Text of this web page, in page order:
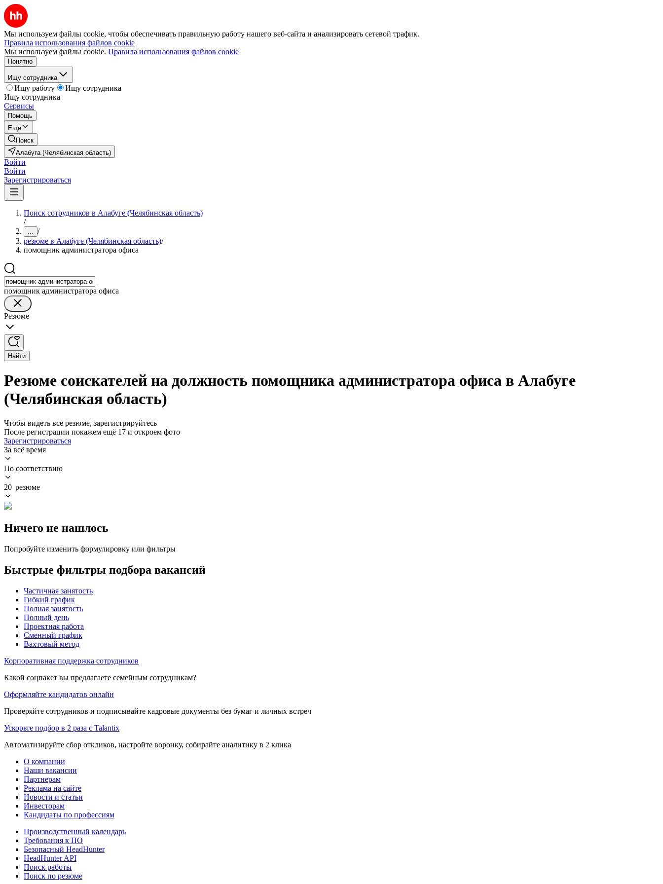
Мы используем файлы cookie, чтобы обеспечивать правильную работу нашего веб-сайта и анализировать сетевой трафик.
Правила использования файлов cookie
Мы используем файлы cookie. Правила использования файлов cookie
Понятно
Ищу сотрудника
Ищу работу
Ищу сотрудника
Ищу сотрудника
Сервисы
Помощь
Ещё
Поиск
Алабуга (Челябинская область)
Войти
Войти
Зарегистрироваться
Поиск сотрудников в Алабуге (Челябинская область)
/
... /
резюме в Алабуге (Челябинская область)/
помощник администратора офиса
помощник администратора офиса
Резюме
Найти
Резюме соискателей на должность помощника администратора офиса в Алабуге
(Челябинская область)
Чтобы видеть все резюме, зарегистрируйтесь
После регистрации покажем ещё 17 и откроем фото
Зарегистрироваться
За всё время
По соответствию
20 резюме
Ничего не нашлось
Попробуйте изменить формулировку или фильтры
Быстрые фильтры подбора вакансий
Частичная занятость
Гибкий график
Полная занятость
Полный день
Проектная работа
Сменный график
Вахтовый метод
Корпоративная поддержка сотрудников
Какой соцпакет вы предлагаете семейным сотрудникам?
Оформляйте кандидатов онлайн
Проверяйте сотрудников и подписывайте кадровые документы без бумаг и личных встреч
Ускорьте подбор в 2 раза с Talantix
Автоматизируйте сбор откликов, настройте воронку, собирайте аналитику в 2 клика
О компании
Наши вакансии
Партнерам
Реклама на сайте
Новости и статьи
Инвесторам
Кандидаты по профессиям
Производственный календарь
Требования к ПО
Безопасный HeadHunter
HeadHunter API
Поиск работы
Поиск по резюме